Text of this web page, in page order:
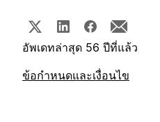
อัพเดทล่าสุด 56 ปีที่แล้ว
ข้อกำหนดและเงื่อนไข